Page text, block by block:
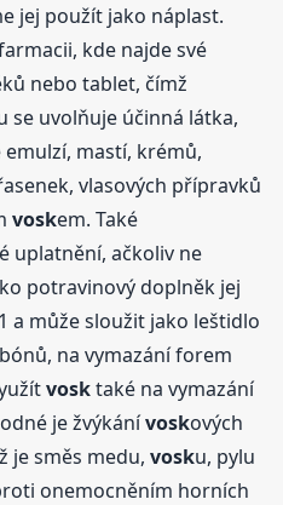
jej použít jako náplast.
kde najde své
nebo tablet, čímž
uvolňuje účinná látka,
mastí, krémů,
vlasových přípravků
voskem. Také
uplatnění, ačkoliv ne
potravinový doplněk jej
a může sloužit jako leštidlo
na vymazání forem
vosktaké na vymazání
je žvýkánívoskových
je směs medu,vosku, pylu
onemocněním horních